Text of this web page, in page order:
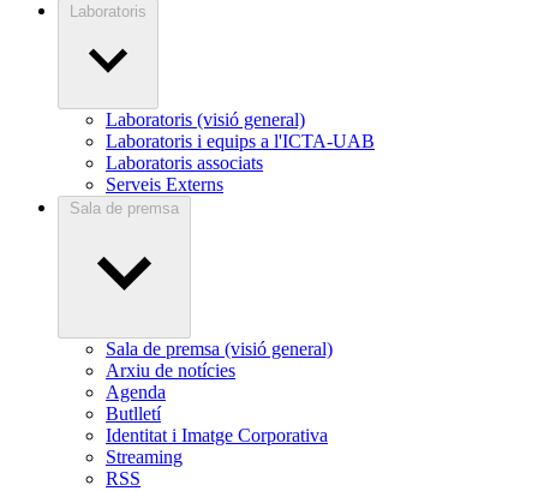
Laboratoris
Laboratoris (visió general)
Laboratoris i equips a l'ICTA-UAB
Laboratoris associats
Serveis Externs
Sala de premsa
Sala de premsa (visió general)
Arxiu de notícies
Agenda
Butlletí
Identitat i Imatge Corporativa
Streaming
RSS